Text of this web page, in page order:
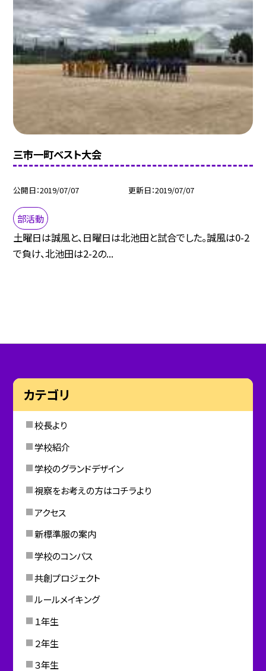
三市一町ベスト大会
公開日 2019/07/07 更新日 2019/07/07
部活動
土曜日は誠風と、日曜日は北池田と試合でした。誠風は0-2
で負け、北池田は2-2の...
カテゴリ
校長より
学校紹介
学校のグランドデザイン
視察をお考えの方はコチラより
アクセス
新標準服の案内
学校のコンパス
共創プロジェクト
ルールメイキング
１年生
２年生
３年生